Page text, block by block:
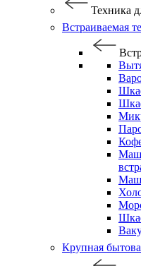
Техника
Встраиваемая
Крупная